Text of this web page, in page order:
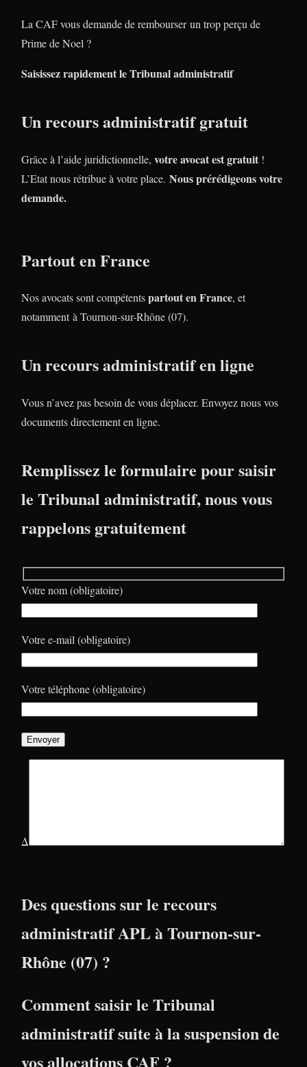
La CAF vous demande de rembourser un trop perçu de
Prime de Noel ?
Saisissez rapidement le Tribunal administratif
Un recours administratif gratuit
Grâce à l’aide juridictionnelle, votre avocat est gratuit !
L’Etat nous rétribue à votre place. Nous prérédigeons votre
demande.
Partout en France
Nos avocats sont compétentspartout en France, et
notamment à Tournon-sur-Rhône (07).
Un recours administratif en ligne
Vous n’avez pas besoin de vous déplacer. Envoyez nous vos
documents directement en ligne.
Remplissez le formulaire pour saisir
le Tribunal administratif, nous vous
rappelons gratuitement
Votre nom (obligatoire)
Votre e-mail (obligatoire)
Votre téléphone (obligatoire)
Δ
Des questions sur le recours
administratif APL à Tournon-sur-
Rhône (07) ?
Comment saisir le Tribunal
administratif suite à la suspension de
vos allocations CAF ?